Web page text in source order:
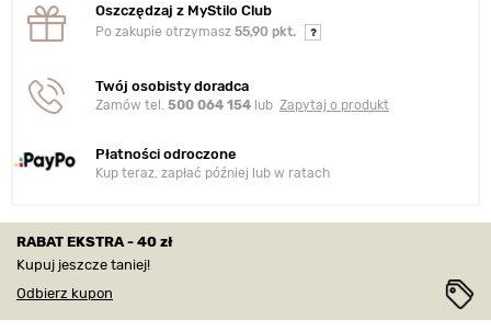
Oszczędzaj z MyStilo Club
Po zakupie otrzymasz 55,90 pkt.
Twój osobisty doradca
Zamów tel. 500 064 154 lub Zapytaj o produkt
Płatności odroczone
Kup teraz, zapłać później lub w ratach
RABAT EKSTRA - 40 zł
Kupuj jeszcze taniej!
Odbierz kupon